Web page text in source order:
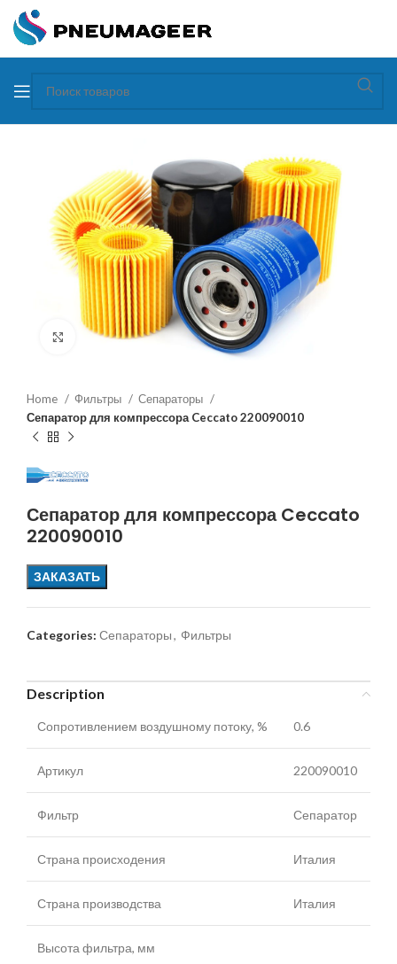
Увеличить
Home Фильтры
Сепараторы
Сепаратор для компрессора Ceccato 220090010
Сепаратор для компрессора Ceccato
220090010
ЗАКАЗАТЬ
Categories: Сепараторы, Фильтры
Description
Сопротивлением воздушному потоку, % 0.6
Артикул 220090010
Фильтр Сепаратор
Страна происходения Италия
Страна производства Италия
Высота фильтра, мм